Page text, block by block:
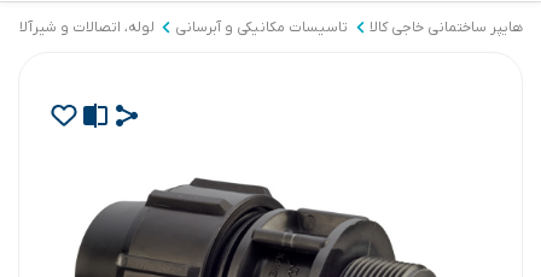
هایپر ساختمانی خاجی‌ کالا تاسیسات مکانیکی و آبرسانی لوله، اتصالات و شیرآلات